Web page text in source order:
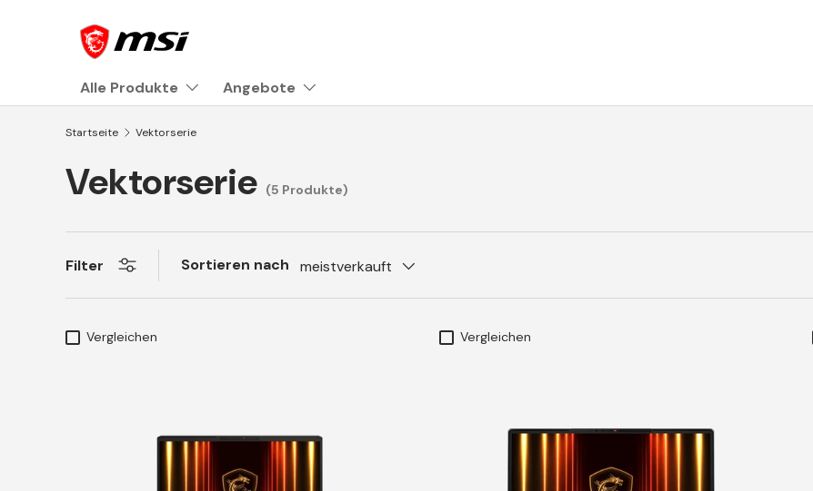
Direkt zum Inhalt
Alle Produkte
Angebote
Startseite Vektorserie
Vektorserie (5 Produkte)
Filter Sortieren nach meistverkauft
Vergleichen Vergleichen